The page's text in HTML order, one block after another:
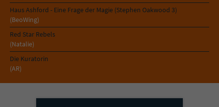
Haus Ashford - Eine Frage der Magie (Stephen Oakwood 3)
(BeoWing)
Red Star Rebels
(Natalie)
Die Kuratorin
(AR)